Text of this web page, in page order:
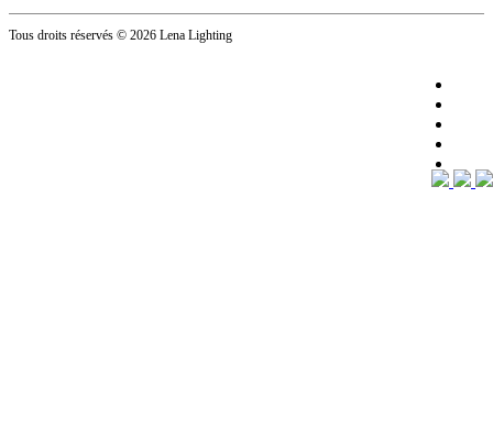
Tous droits réservés © 2026 Lena Lighting